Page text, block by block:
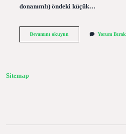
donanımlı) öndeki küçük…
Devamını okuyunIlk
Yorum Bırak
Sitemap